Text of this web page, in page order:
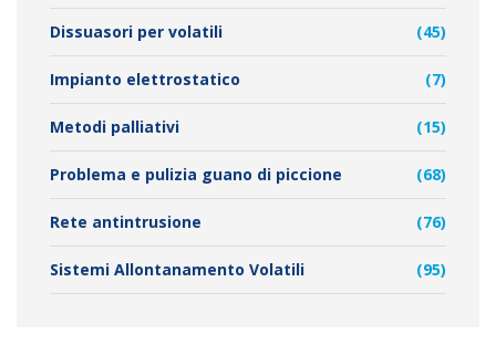
Dissuasori per volatili (45)
Impianto elettrostatico (7)
Metodi palliativi (15)
Problema e pulizia guano di piccione (68)
Rete antintrusione (76)
Sistemi Allontanamento Volatili (95)